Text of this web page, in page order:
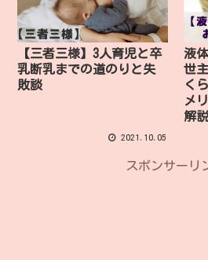
【三者三様】3人育児と卒
乳断乳までの道のりと失
敗談
2021.10.05
液
世
く
メ
解
スポンサーリ